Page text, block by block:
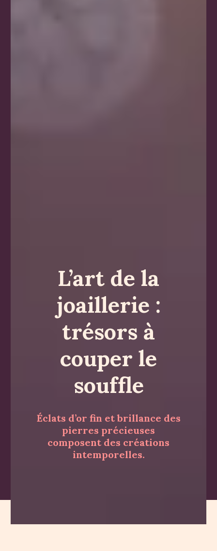
L’art de la
joaillerie :
trésors à
couper le
souffle
Éclats d’or fin et brillance des
pierres précieuses
composent des créations
intemporelles.